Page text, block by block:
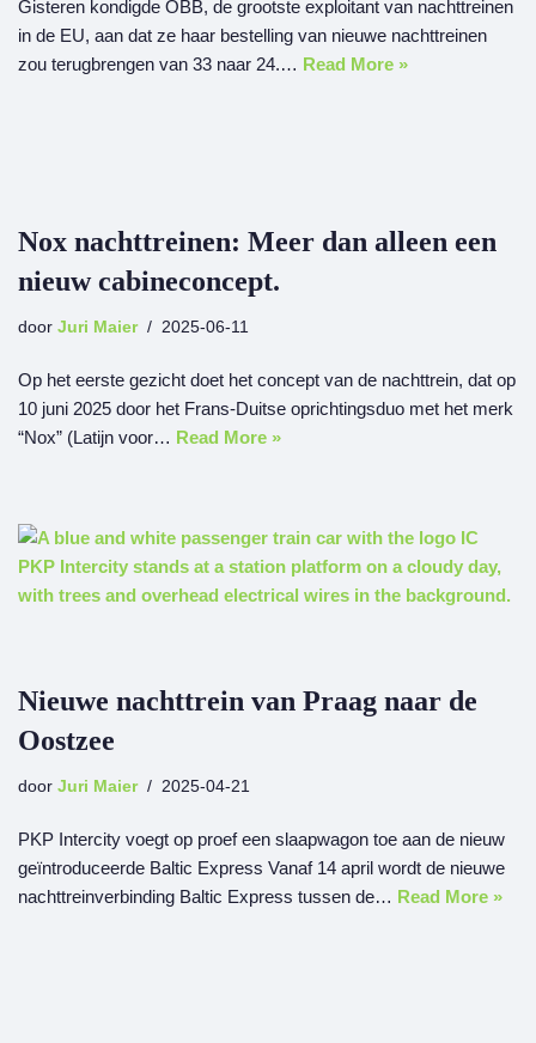
Gisteren kondigde ÖBB, de grootste exploitant van nachttreinen
in de EU, aan dat ze haar bestelling van nieuwe nachttreinen
zou terugbrengen van 33 naar 24.… Read More »
Nox nachttreinen: Meer dan alleen een
nieuw cabineconcept.
door Juri Maier 2025-06-11
Op het eerste gezicht doet het concept van de nachttrein, dat op
10 juni 2025 door het Frans-Duitse oprichtingsduo met het merk
“Nox” (Latijn voor… Read More »
Nieuwe nachttrein van Praag naar de
Oostzee
door Juri Maier 2025-04-21
PKP Intercity voegt op proef een slaapwagon toe aan de nieuw
geïntroduceerde Baltic Express Vanaf 14 april wordt de nieuwe
nachttreinverbinding Baltic Express tussen de… Read More »